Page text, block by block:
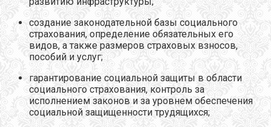
создание законодательной базы социального
страхования, определение обязательных его
видов, а также размеров страховых взносов,
пособий и услуг;
гарантирование социальной защиты в области
социального страхования, контроль за
исполнением законов и за уровнем обеспечения
социальной защищенности трудящихся;